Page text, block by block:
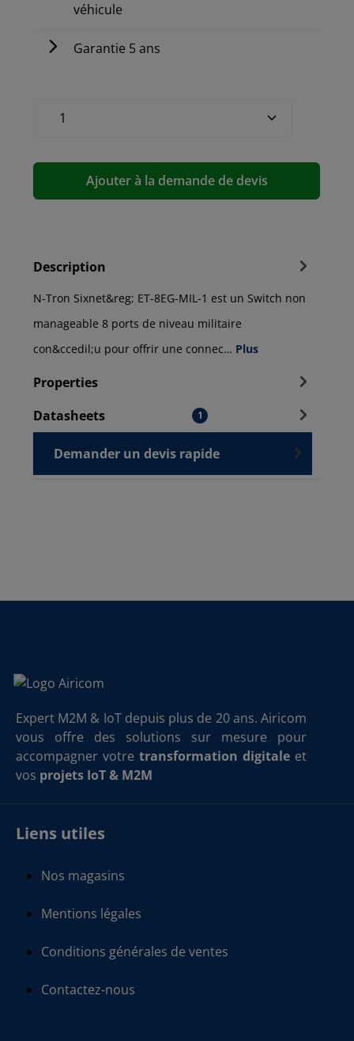
véhicule
Garantie 5 ans
Ajouter à la demande de devis
Description
N-Tron Sixnet&reg; ET-8EG-MIL-1 est un Switch non
manageable 8 ports de niveau militaire
con&ccedil;u pour offrir une connec… Plus
Properties
Datasheets
1
Demander un devis rapide
Expert M2M & IoT depuis plus de 20 ans. Airicom
vous offre des solutions sur mesure pour
accompagner votre transformation digitale et
vos projets IoT & M2M
Liens utiles
Nos magasins
Mentions légales
Conditions générales de ventes
Contactez-nous